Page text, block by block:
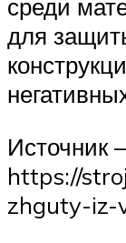
среди
для
Источник –
https://
zhguty-iz-